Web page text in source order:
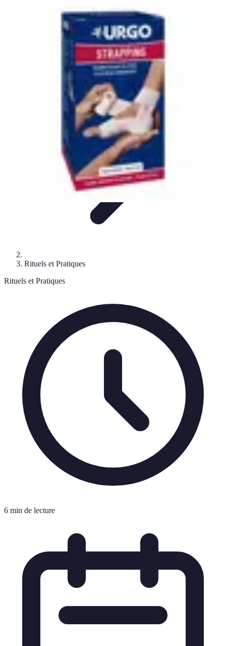
Pratiques et RemèdesIntroduction à la médecine
Pratiques IntroductionRemèdes
Médecine Traditionnelle
Rituels et Pratiques
Rituels et Pratiques
6 min de lecture